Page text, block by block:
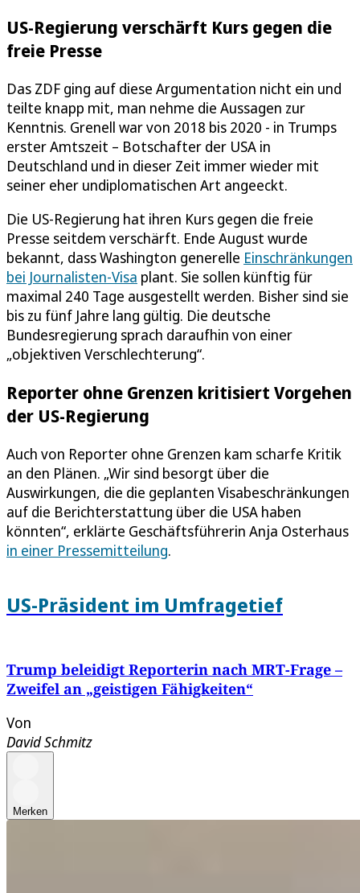
US-Regierung verschärft Kurs gegen die
freie Presse
Das ZDF ging auf diese Argumentation nicht ein und
teilte knapp mit, man nehme die Aussagen zur
Kenntnis. Grenell war von 2018 bis 2020 - in Trumps
erster Amtszeit – Botschafter der USA in
Deutschland und in dieser Zeit immer wieder mit
seiner eher undiplomatischen Art angeeckt.
Die US-Regierung hat ihren Kurs gegen die freie
Presse seitdem verschärft. Ende August wurde
bekannt, dass Washington generelle Einschränkungen
bei Journalisten-Visa plant. Sie sollen künftig für
maximal 240 Tage ausgestellt werden. Bisher sind sie
bis zu fünf Jahre lang gültig. Die deutsche
Bundesregierung sprach daraufhin von einer
„objektiven Verschlechterung“.
Reporter ohne Grenzen kritisiert Vorgehen
der US-Regierung
Auch von Reporter ohne Grenzen kam scharfe Kritik
an den Plänen. „Wir sind besorgt über die
Auswirkungen, die die geplanten Visabeschränkungen
auf die Berichterstattung über die USA haben
könnten“, erklärte Geschäftsführerin Anja Osterhaus
in einer Pressemitteilung.
US-Präsident im Umfragetief
Trump beleidigt Reporterin nach MRT-Frage –
Zweifel an „geistigen Fähigkeiten“
Von
David Schmitz
Merken